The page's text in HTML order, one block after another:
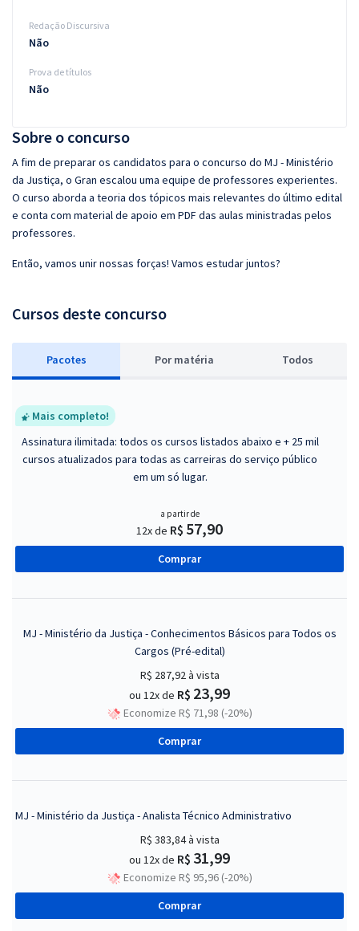
Sobre o concurso
A fim de preparar os candidatos para o concurso do MJ - Ministério
da Justiça, o Gran escalou uma equipe de professores experientes.
O curso aborda a teoria dos tópicos mais relevantes do último edital
e conta com material de apoio em PDF das aulas ministradas pelos
professores.
Então, vamos unir nossas forças! Vamos estudar juntos?
Cursos deste concurso
Pacotes Por matéria Todos
Mais completo!
Assinatura ilimitada: todos os cursos listados abaixo e + 25 mil
cursos atualizados para todas as carreiras do serviço público
em um só lugar.
a partir de
12x de R$ 57,90
Comprar
MJ - Ministério da Justiça - Conhecimentos Básicos para Todos os
Cargos (Pré-edital)
R$ 287,92à vista
ou 12x de R$ 23,99
Economize R$ 71,98 (-20%)
Comprar
MJ - Ministério da Justiça - Analista Técnico Administrativo
R$ 383,84à vista
ou 12x de R$ 31,99
Economize R$ 95,96 (-20%)
Comprar
Redação Discursiva
Não
Prova de títulos
Não